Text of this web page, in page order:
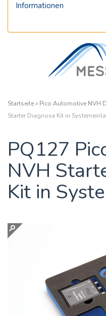
Informationen
Startseite» Pico Automotive NVH
Starter Diagnose Kit in
PQ127
NVH
Kit in